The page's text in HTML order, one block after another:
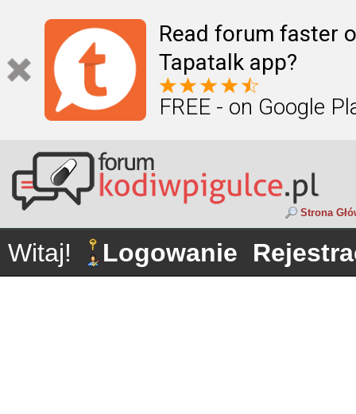
Read forum faster
Tapatalk app?
FREE - on Google
Strona
Witaj! Logowanie